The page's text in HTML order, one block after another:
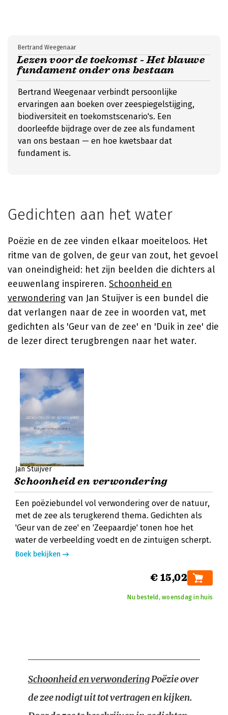
Lezen voor de toekomst - Het blauwe
fundament onder ons bestaan
Bertrand Weegenaar
Bertrand Weegenaar verbindt persoonlijke
ervaringen aan boeken over zeespiegelstijging,
biodiversiteit en toekomstscenario's. Een
doorleefde bijdrage over de zee als fundament
van ons bestaan — en hoe kwetsbaar dat
fundament is.
Gedichten aan het water
Poëzie en de zee vinden elkaar moeiteloos. Het
ritme van de golven, de geur van zout, het gevoel
van oneindigheid: het zijn beelden die dichters al
eeuwenlang inspireren. Schoonheid en
verwondering van Jan Stuijver is een bundel die
dat verlangen naar de zee in woorden vat, met
gedichten als 'Geur van de zee' en 'Duik in zee' die
de lezer direct terugbrengen naar het water.
Jan Stuijver
Schoonheid en verwondering
Een poëziebundel vol verwondering over de natuur,
met de zee als terugkerend thema. Gedichten als
'Geur van de zee' en 'Zeepaardje' tonen hoe het
water de verbeelding voedt en de zintuigen scherpt.
Boek bekijken
€ 15,02
Nu besteld, woensdag in huis
Schoonheid en verwonderingPoëzie over
de zee nodigt uit tot vertragen en kijken.